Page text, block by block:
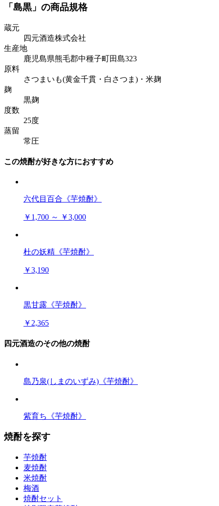
「島黒」の商品規格
蔵元
四元酒造株式会社
生産地
鹿児島県熊毛郡中種子町田島323
原料
さつまいも(黄金千貫・白さつま)・米麹
麹
黒麹
度数
25度
蒸留
常圧
この焼酎が好きな方におすすめ
六代目百合《芋焼酎》
￥1,700 ～ ￥3,000
杜の妖精《芋焼酎》
￥3,190
黒甘露《芋焼酎》
￥2,365
四元酒造のその他の焼酎
島乃泉(しまのいずみ)《芋焼酎》
紫育ち《芋焼酎》
焼酎を探す
芋焼酎
麦焼酎
米焼酎
梅酒
焼酎セット